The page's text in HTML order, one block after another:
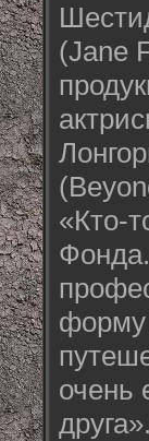
(Jane
«Кто-
форму
очень
друга».